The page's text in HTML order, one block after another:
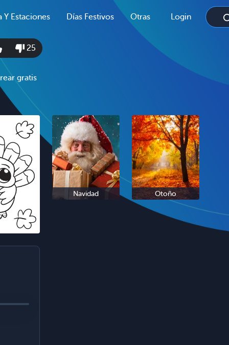
Y Estaciones Días Festivos Otras Login
25
gratis
Navidad Otoño